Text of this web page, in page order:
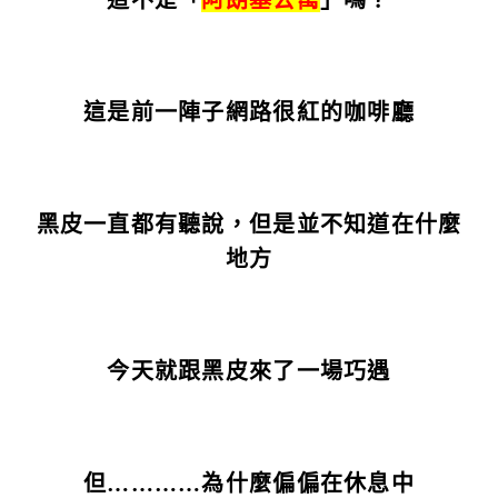
這是前一陣子網路很紅的咖啡廳
黑皮一直都有聽說，但是並不知道在什麼
地方
今天就跟黑皮來了一場巧遇
但…………為什麼偏偏在休息中